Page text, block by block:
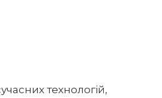
технологій,